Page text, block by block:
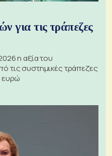
για τις τράπεζες
η αξία του
τις συστημικές τράπεζες
ευρώ